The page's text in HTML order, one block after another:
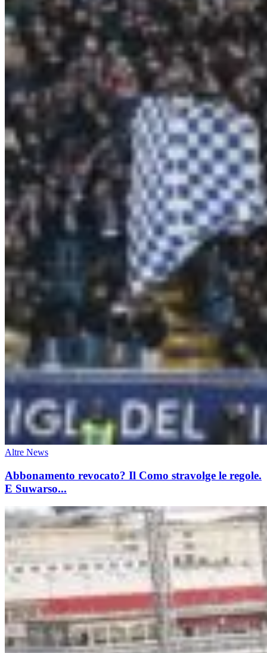
Altre News
Abbonamento revocato? Il Como stravolge le regole.
E Suwarso...